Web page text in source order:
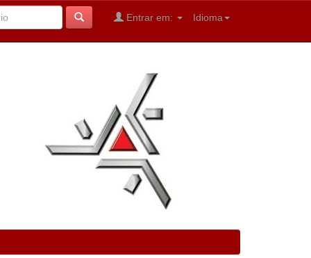
Idioma
Entrar em: